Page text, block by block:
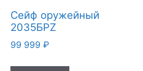
Сейф оружейный
2035БРZ
99 999 ₽